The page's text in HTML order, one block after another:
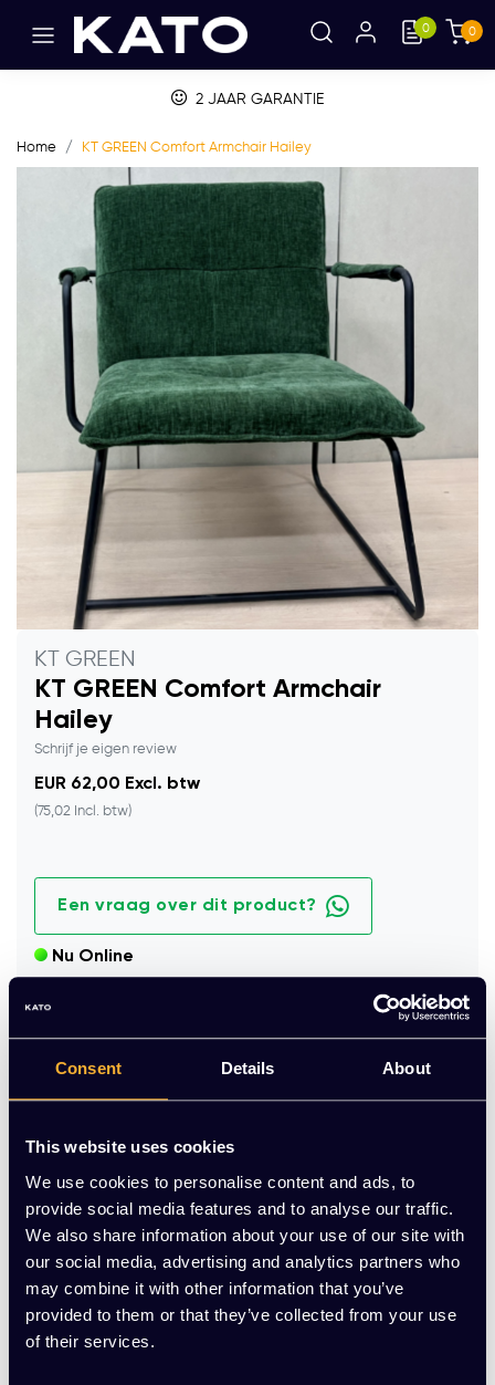
Consent Details About
This website uses cookies
We use cookies to personalise content and ads, to
provide social media features and to analyse our traffic.
We also share information about your use of our site with
our social media, advertising and analytics partners who
may combine it with other information that you’ve
provided to them or that they’ve collected from your use
of their services.
0 0
2 JAAR GARANTIE
Home KT GREEN Comfort Armchair Hailey
KT GREEN
KT GREEN Comfort Armchair
Hailey
Schrijf je eigen review
EUR 62,00 Excl. btw
(75,02 Incl. btw)
Een vraag over dit product?
Nu Online
Comfortabele donkergroene Hailey fauteuils in zachte
Op voorraad
Aantal - +
Toevoegen aan winkelwagen
Vraag jouw persoonlijke aanbieding aan
Gratis montage